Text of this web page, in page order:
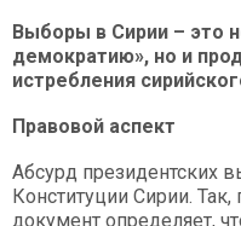
Выборы в Сирии – это
демократию», но и
истребления
Правовой аспект
Абсурд президентских
Конституции Сирии.
документ определяет,